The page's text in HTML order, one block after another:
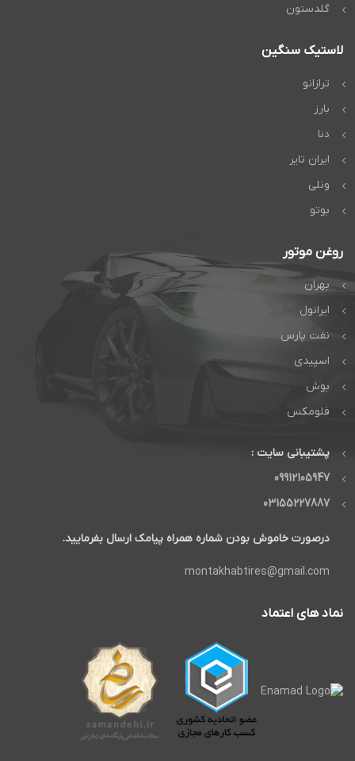
گلدستون
لاستیک سنگین
ترازانو
بارز
دنا
ایران تایر
ونلی
بوتو
روغن موتور
بهران
ایرانول
نفت پارس
اسپیدی
بوش
فلومکس
پشتیبانی سایت :
09912105947
03155227887
درصورت خاموش بودن شماره همراه پیامک ارسال بفرمایید.
montakhabtires@gmail.com
نماد های اعتماد